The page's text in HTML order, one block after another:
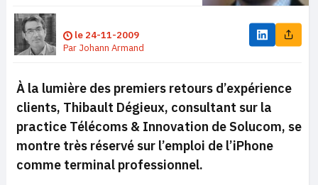
le 24-11-2009
Par Johann Armand
À la lumière des premiers retours d’expérience
clients, Thibault Dégieux, consultant sur la
practice Télécoms & Innovation de Solucom, se
montre très réservé sur l’emploi de l’iPhone
comme terminal professionnel.